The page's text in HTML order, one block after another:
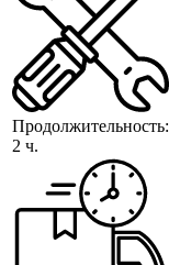
Продолжительность:
2 ч.